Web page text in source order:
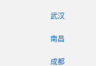
武汉
南昌
成都